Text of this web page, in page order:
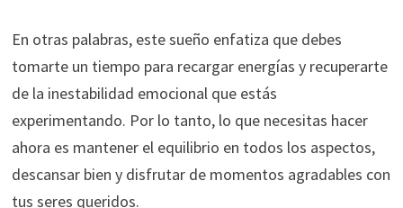
En otras palabras, este sueño enfatiza que debes
tomarte un tiempo para recargar energías y recuperarte
de la inestabilidad emocional que estás
experimentando. Por lo tanto, lo que necesitas hacer
ahora es mantener el equilibrio en todos los aspectos,
descansar bien y disfrutar de momentos agradables con
tus seres queridos.